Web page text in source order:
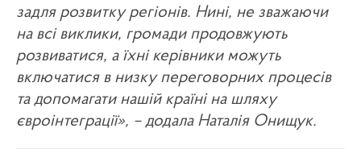
задля розвитку регіонів. Нині, не зважаючи
на всі виклики, громади продовжують
розвиватися, а їхні керівники можуть
включатися в низку переговорних процесів
та допомагати нашій країні на шляху
євроінтеграції», – додала Наталія Онищук.